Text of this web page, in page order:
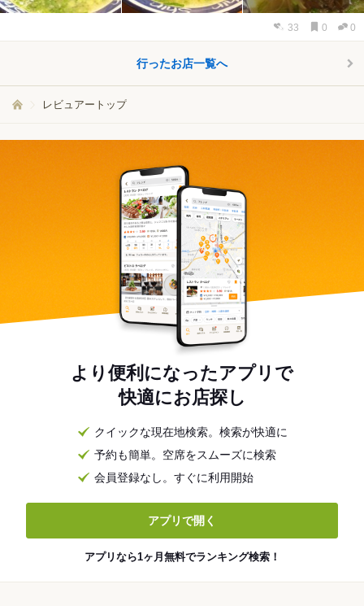
33 0 0
行ったお店一覧へ
レビュアートップ
より便利になったアプリで
快適にお店探し
クイックな現在地検索。検索が快適に
予約も簡単。空席をスムーズに検索
会員登録なし。すぐに利用開始
アプリで開く
アプリなら1ヶ月無料でランキング検索！